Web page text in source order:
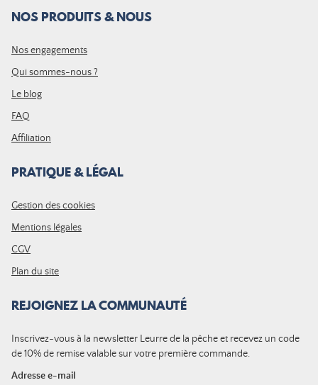
NOS PRODUITS & NOUS
Nos engagements
Qui sommes-nous ?
Le blog
FAQ
Affiliation
PRATIQUE & LÉGAL
Gestion des cookies
Mentions légales
CGV
Plan du site
REJOIGNEZ LA COMMUNAUTÉ
Inscrivez-vous à la newsletter Leurre de la pêche et recevez un code
de 10% de remise valable sur votre première commande.
Adresse e-mail